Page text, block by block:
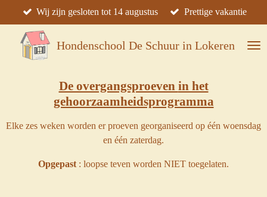
direct
naar
Hondenschool De Schuur in Lokeren
Wij zijn gesloten tot 14 augustus Prettige vakantie
De overgangsproeven in het
gehoorzaamheidsprogramma
Elke zes weken worden er proeven georganiseerd op één woensdag
en één zaterdag.
Opgepast : loopse teven worden NIET toegelaten.